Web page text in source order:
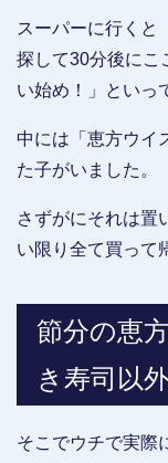
スーパーに行くと
探して30分後にこ
い始め！」といっ
中には「恵方ウイ
た子がいました。
さずがにそれは置
い限り全て買って
節分の恵
き寿司以
そこでウチで実際